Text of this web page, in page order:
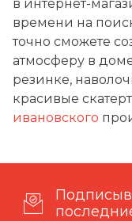
в интернет-
времени на
точно сможете
атмосферу в
резинке,
красивые
ивановского